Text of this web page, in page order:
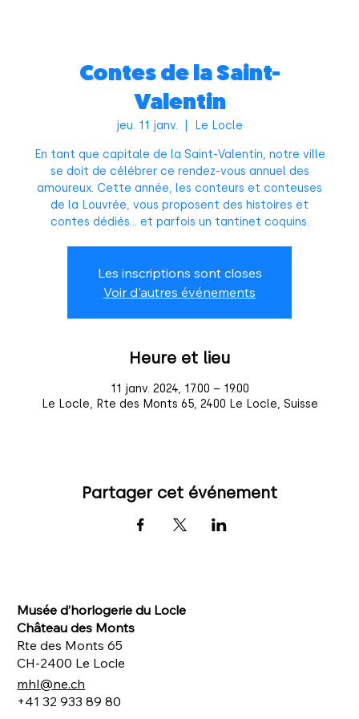
Contes de la Saint-
Valentin
jeu. 11 janv. Le Locle
En tant que capitale de la Saint-Valentin, notre ville
se doit de célébrer ce rendez-vous annuel des
amoureux. Cette année, les conteurs et conteuses
de la Louvrée, vous proposent des histoires et
contes dédiés… et parfois un tantinet coquins.
Les inscriptions sont closes
Voir d'autres événements
Heure et lieu
11 janv. 2024, 17:00 – 19:00
Le Locle, Rte des Monts 65, 2400 Le Locle, Suisse
Partager cet événement
Musée d’horlogerie du Locle
Château des Monts
Rte des Monts 65
CH-2400 Le Locle
mhl@ne.ch
+41 32 933 89 80